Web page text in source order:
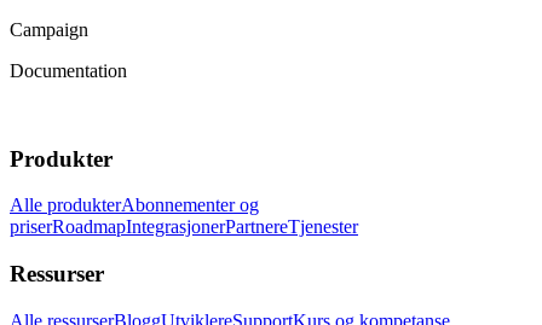
Campaign
Documentation
Produkter
Alle produkterAbonnementer og
priserRoadmapIntegrasjonerPartnereTjenester
Ressurser
Alle ressurserBloggUtviklereSupportKurs og kompetanse